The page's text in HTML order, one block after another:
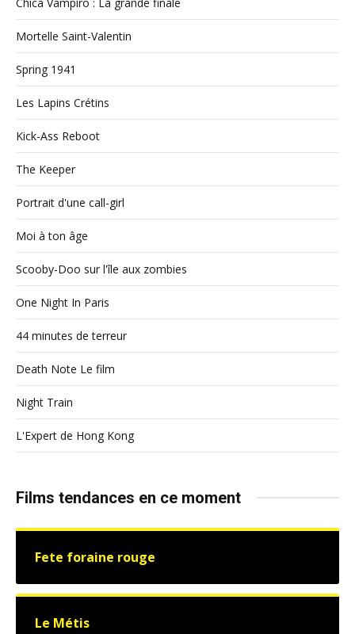
Mortelle Saint-Valentin
Spring 1941
Les Lapins Crétins
Kick-Ass Reboot
The Keeper
Portrait d'une call-girl
Moi à ton âge
Scooby-Doo sur l'île aux zombies
One Night In Paris
44 minutes de terreur
Death Note Le film
Night Train
L'Expert de Hong Kong
Films tendances en ce moment
Fete foraine rouge
Le Métis